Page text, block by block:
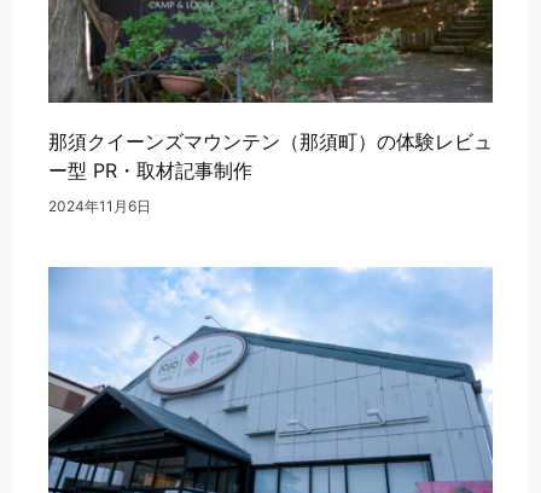
那須クイーンズマウンテン（那須町）の体験レビュ
ー型 PR・取材記事制作
2024年11月6日